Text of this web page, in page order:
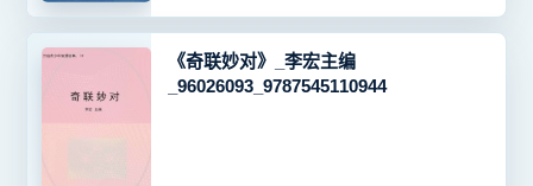
《奇联妙对》_李宏主编
_96026093_9787545110944